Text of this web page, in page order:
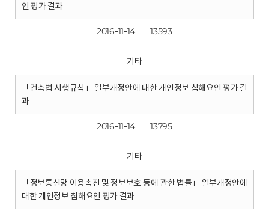
인 평가 결과
2016-11-14 13593
기타
「건축법 시행규칙」 일부개정안에 대한 개인정보 침해요인 평가 결
과
2016-11-14 13795
기타
「정보통신망 이용촉진 및 정보보호 등에 관한 법률」 일부개정안에
대한 개인정보 침해요인 평가 결과